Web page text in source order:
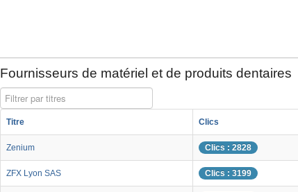
Fournisseurs de matériel et de produits dentaires
Filtrer par titres
Titre Clics
Zenium Clics : 2828
ZFX Lyon SAS Clics : 3199